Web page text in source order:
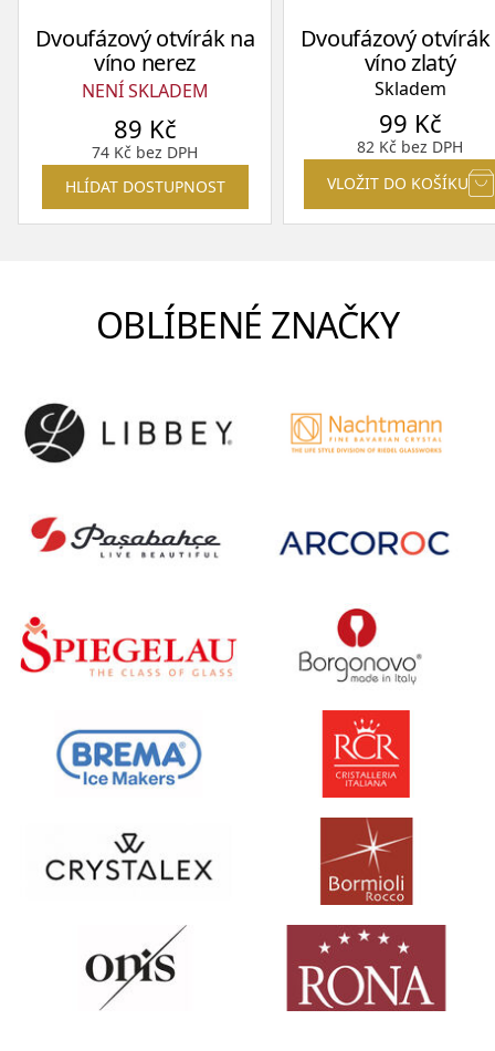
Dvoufázový otvírák na
víno nerez
NENÍ SKLADEM
89 Kč
74 Kč bez DPH
HLÍDAT DOSTUPNOST
Dvoufázový otvírák
víno zlatý
Skladem
99 Kč
82 Kč bez DPH
VLOŽIT DO KOŠÍKU
OBLÍBENÉ ZNAČKY